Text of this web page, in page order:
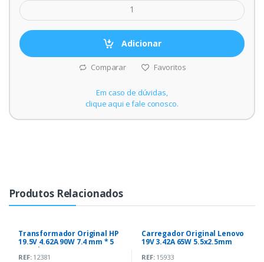
Adicionar
Comparar Favoritos
Em caso de dúvidas,
clique aqui e fale conosco.
Produtos Relacionados
Transformador Original HP
19.5V 4.62A 90W 7.4 mm * 5
mm Pin (67777-001)
REF:12381
Carregador Original Lenovo
19V 3.42A 65W 5.5x2.5mm
REF:15933